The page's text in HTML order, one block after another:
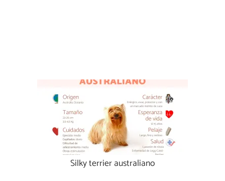
Silky terrier australiano